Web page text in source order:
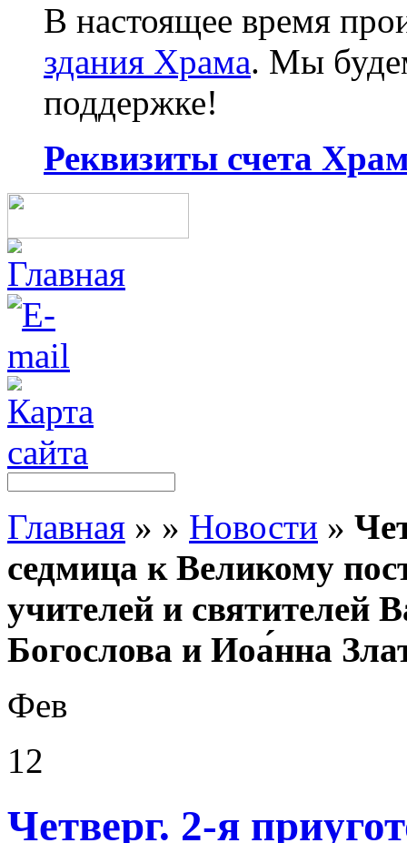
В настоящее время
здания Храма. Мы
поддержке!
Реквизиты счета
Главная » » Новости »
седмица к Великому
учителей и святителей
Богослова и Иоа́нна
Фев
12
Четверг. 2-я